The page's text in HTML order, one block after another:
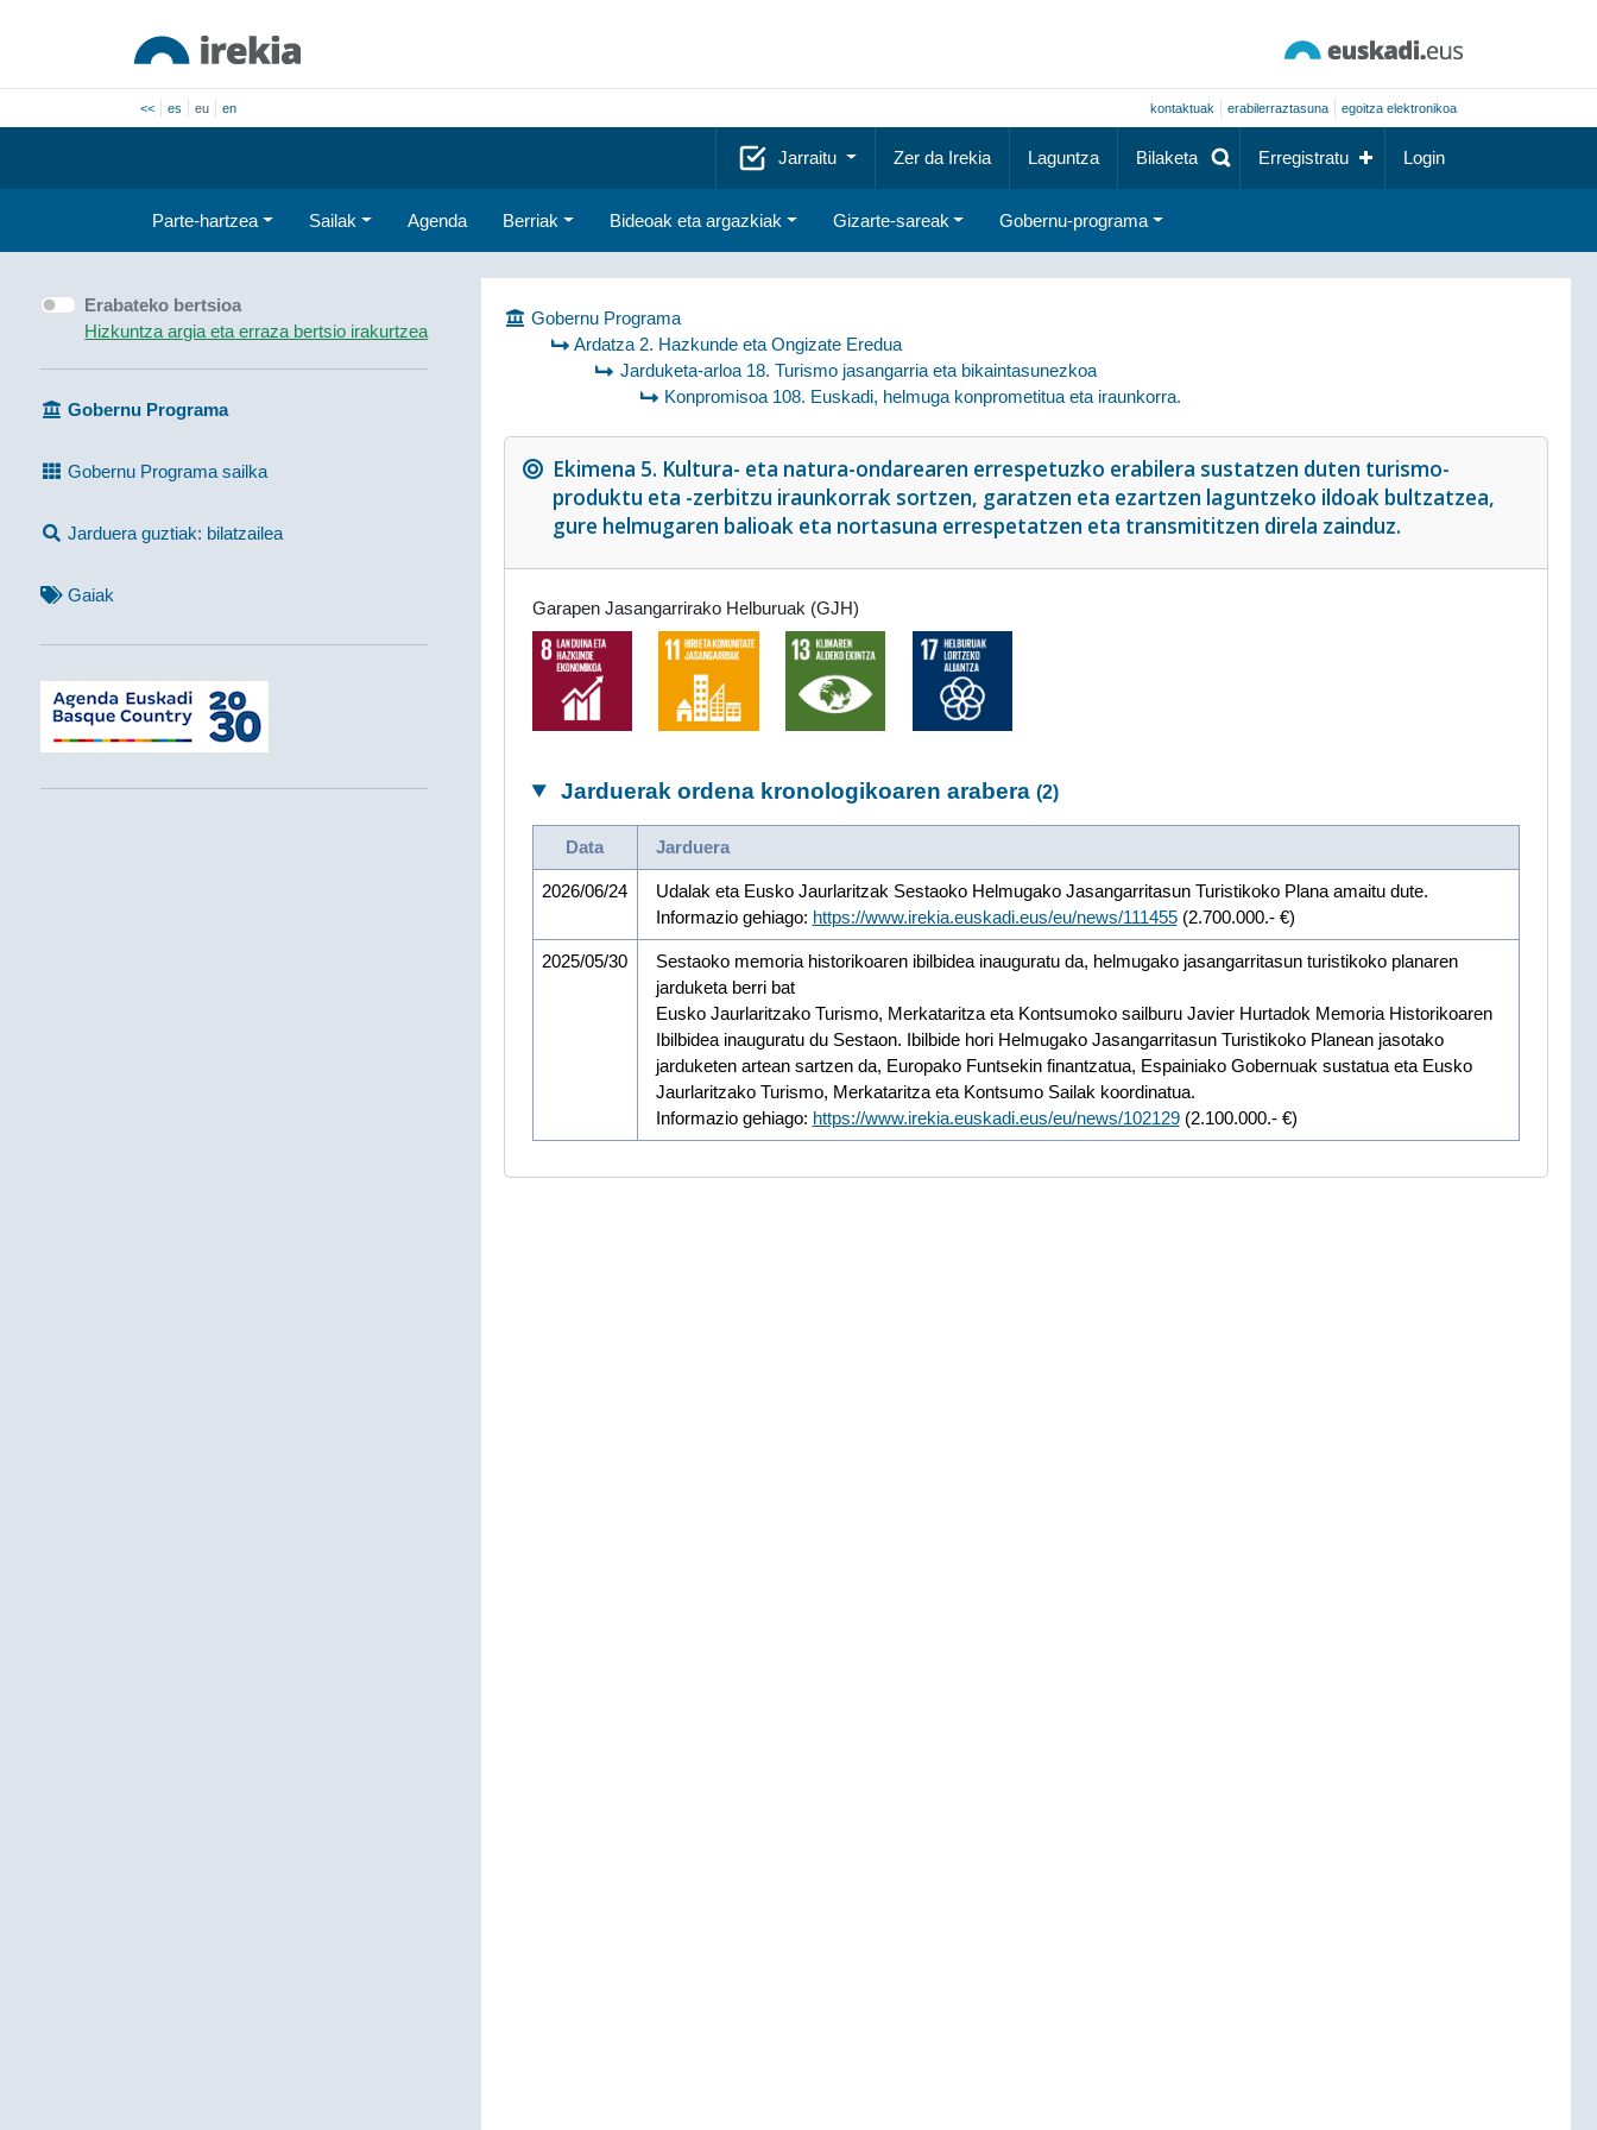
<< es eu en kontaktuak erabilerraztasuna egoitza elektronikoa
Jarraitu Zer da Irekia Laguntza Bilaketa Erregistratu Login
Parte-hartzea Sailak Agenda Berriak Bideoak eta argazkiak Gizarte-sareak Gobernu-programa
Erabateko bertsioa
Hizkuntza argia eta erraza bertsio irakurtzea
Gobernu Programa
Gobernu Programa sailka
Jarduera guztiak: bilatzailea
Gaiak
Gobernu Programa
Ardatza 2. Hazkunde eta Ongizate Eredua
Jarduketa-arloa 18. Turismo jasangarria eta bikaintasunezkoa
Konpromisoa 108. Euskadi, helmuga konprometitua eta iraunkorra.
Ekimena 5. Kultura- eta natura-ondarearen errespetuzko erabilera sustatzen duten turismo-
produktu eta -zerbitzu iraunkorrak sortzen, garatzen eta ezartzen laguntzeko ildoak bultzatzea,
gure helmugaren balioak eta nortasuna errespetatzen eta transmititzen direla zainduz.
Garapen Jasangarrirako Helburuak (GJH)
Jarduerak ordena kronologikoaren arabera(2)
Data Jarduera
2026/06/24
Udalak eta Eusko Jaurlaritzak Sestaoko Helmugako Jasangarritasun Turistikoko Plana amaitu dute.
Informazio gehiago: https://www.irekia.euskadi.eus/eu/news/111455(2.700.000.- €)
2025/05/30
Sestaoko memoria historikoaren ibilbidea inauguratu da, helmugako jasangarritasun turistikoko planaren
jarduketa berri bat
Eusko Jaurlaritzako Turismo, Merkataritza eta Kontsumoko sailburu Javier Hurtadok Memoria Historikoaren
Ibilbidea inauguratu du Sestaon. Ibilbide hori Helmugako Jasangarritasun Turistikoko Planean jasotako
jarduketen artean sartzen da, Europako Funtsekin finantzatua, Espainiako Gobernuak sustatua eta Eusko
Jaurlaritzako Turismo, Merkataritza eta Kontsumo Sailak koordinatua.
Informazio gehiago: https://www.irekia.euskadi.eus/eu/news/102129(2.100.000.- €)